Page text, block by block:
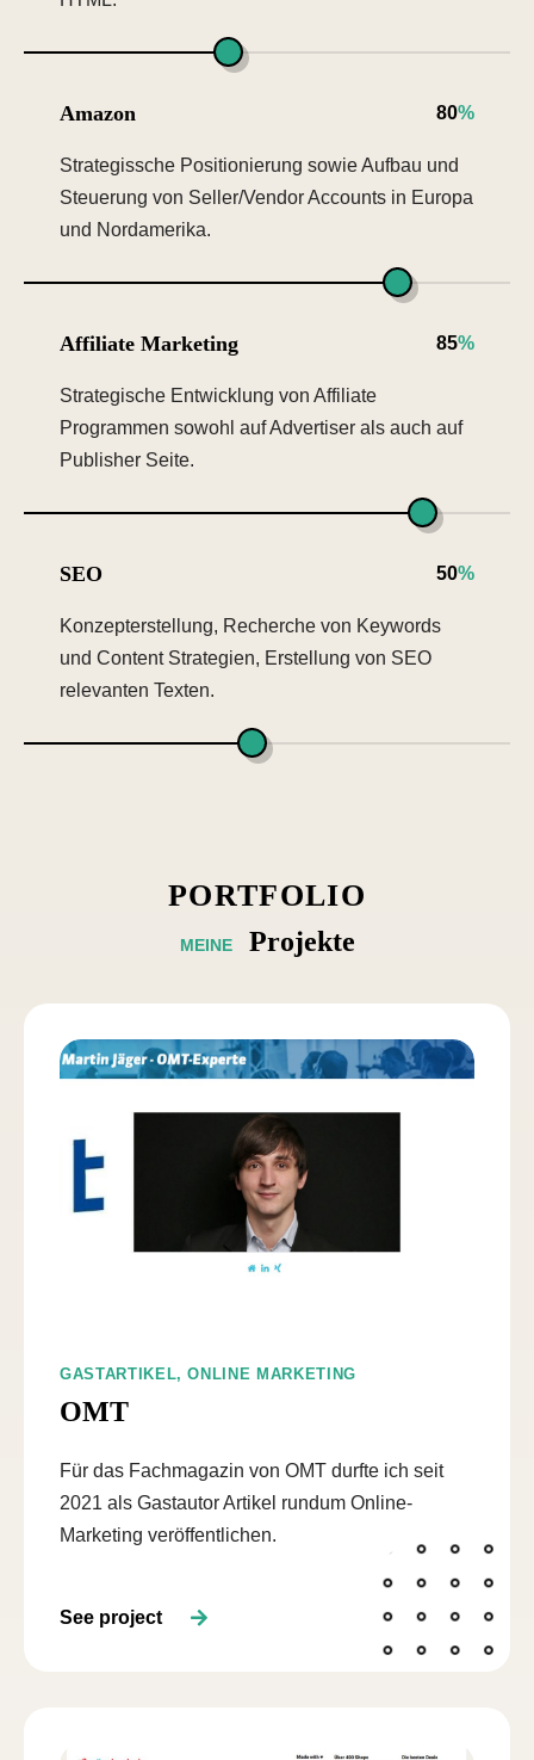
Amazon
Strategissche Positionierung sowie Aufbau und
Steuerung von Seller/Vendor Accounts in Europa
und Nordamerika.
80%
Affiliate Marketing
Strategische Entwicklung von Affiliate
Programmen sowohl auf Advertiser als auch auf
Publisher Seite.
85%
SEO
Konzepterstellung, Recherche von Keywords
und Content Strategien, Erstellung von SEO
relevanten Texten.
50%
PORTFOLIO
MEINE Projekte
GASTARTIKEL, ONLINE MARKETING
OMT
Für das Fachmagazin von OMT durfte ich seit
2021 als Gastautor Artikel rundum Online-
Marketing veröffentlichen.
See project